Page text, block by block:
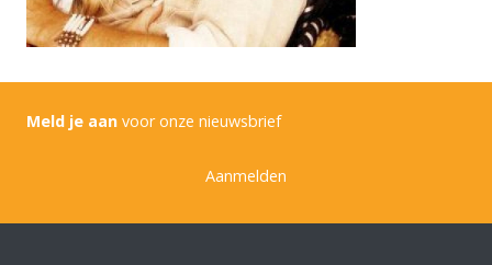
Meld je aan voor onze nieuwsbrief
Aanmelden